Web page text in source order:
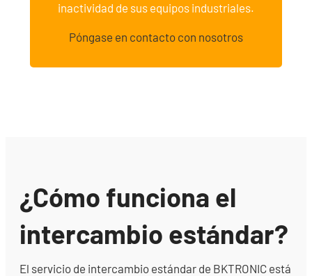
inactividad de sus equipos industriales.
Póngase en contacto con nosotros
¿Cómo funciona el
intercambio estándar?
El servicio de intercambio estándar de BKTRONIC está